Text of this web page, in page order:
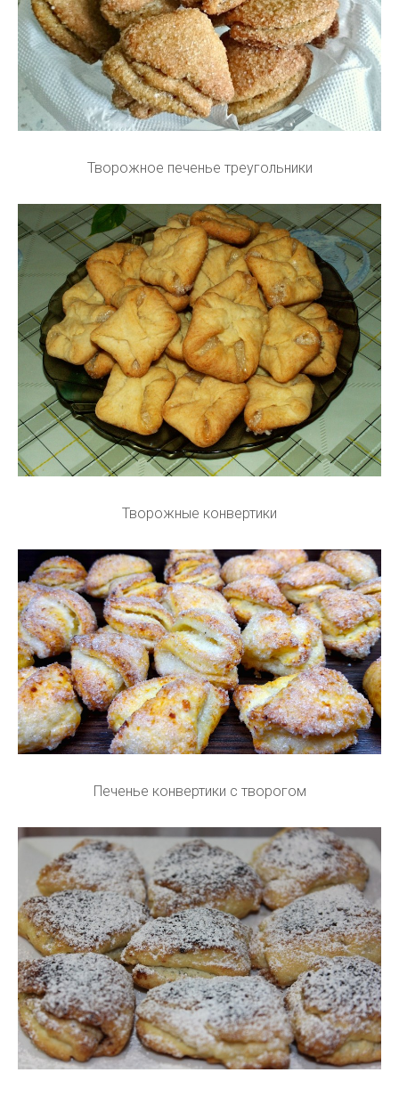
Творожное печенье треугольники
Творожные конвертики
Печенье конвертики с творогом